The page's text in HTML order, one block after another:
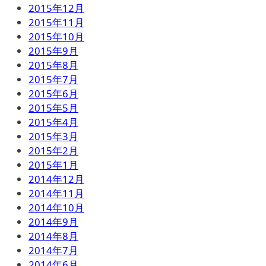
2015年12月
2015年11月
2015年10月
2015年9月
2015年8月
2015年7月
2015年6月
2015年5月
2015年4月
2015年3月
2015年2月
2015年1月
2014年12月
2014年11月
2014年10月
2014年9月
2014年8月
2014年7月